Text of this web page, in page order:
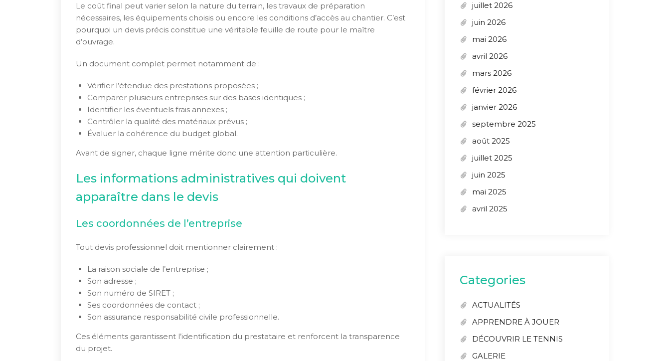
Le coût final peut varier selon la nature du terrain, les travaux de préparation
nécessaires, les équipements choisis ou encore les conditions d’accès au chantier. C’est
pourquoi un devis précis constitue une véritable feuille de route pour le maître
d’ouvrage.
Un document complet permet notamment de :
Vérifier l’étendue des prestations proposées ;
Comparer plusieurs entreprises sur des bases identiques ;
Identifier les éventuels frais annexes ;
Contrôler la qualité des matériaux prévus ;
Évaluer la cohérence du budget global.
Avant de signer, chaque ligne mérite donc une attention particulière.
Les informations administratives qui doivent
apparaître dans le devis
Les coordonnées de l’entreprise
Tout devis professionnel doit mentionner clairement :
La raison sociale de l’entreprise ;
Son adresse ;
Son numéro de SIRET ;
Ses coordonnées de contact ;
Son assurance responsabilité civile professionnelle.
Ces éléments garantissent l’identification du prestataire et renforcent la transparence
du projet.
juillet 2026
juin 2026
mai 2026
avril 2026
mars 2026
février 2026
janvier 2026
septembre 2025
août 2025
juillet 2025
juin 2025
mai 2025
avril 2025
Categories
ACTUALITÉS
APPRENDRE À JOUER
DÉCOUVRIR LE TENNIS
GALERIE